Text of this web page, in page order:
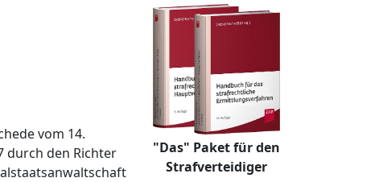
vom 14.
durch den Richter
"Das" Paket für den
Strafverteidiger